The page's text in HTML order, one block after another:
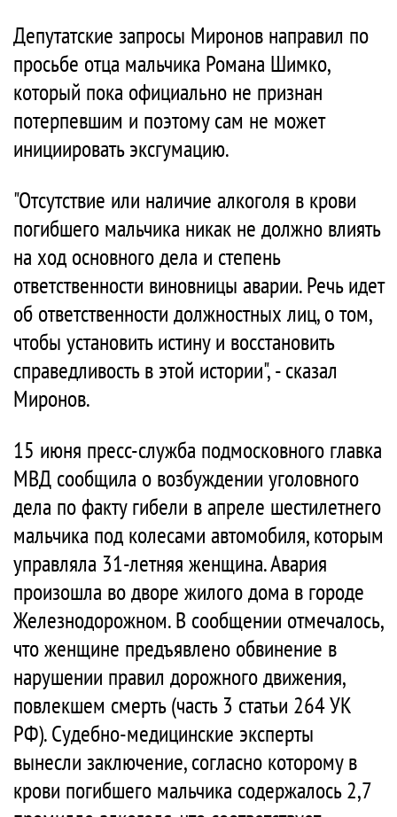
Депутатские запросы Миронов направил по
просьбе отца мальчика Романа Шимко,
который пока официально не признан
потерпевшим и поэтому сам не может
инициировать эксгумацию.
"Отсутствие или наличие алкоголя в крови
погибшего мальчика никак не должно влиять
на ход основного дела и степень
ответственности виновницы аварии. Речь идет
об ответственности должностных лиц, о том,
чтобы установить истину и восстановить
справедливость в этой истории", - сказал
Миронов.
15 июня пресс-служба подмосковного главка
МВД сообщила о возбуждении уголовного
дела по факту гибели в апреле шестилетнего
мальчика под колесами автомобиля, которым
управляла 31-летняя женщина. Авария
произошла во дворе жилого дома в городе
Железнодорожном. В сообщении отмечалось,
что женщине предъявлено обвинение в
нарушении правил дорожного движения,
повлекшем смерть (часть 3 статьи 264 УК
РФ). Судебно-медицинские эксперты
вынесли заключение, согласно которому в
крови погибшего мальчика содержалось 2,7